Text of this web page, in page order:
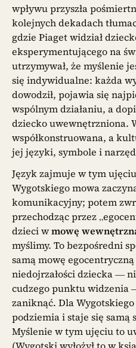
wpływu przyszła
kolejnych dekadach
gdzie Piaget widział
eksperymentującego na
utrzymywał, że myślenie
się indywidualne: każda
dowodził, pojawia się
wspólnym działaniu, a
dziecko uwewnętrzniona.
współkonstruowana, a
jej języki, symbole i
Język zajmuje w tym
Wygotskiego mowa
komunikacyjny; potem
przechodząc przez
dzieci wmowę
myślimy. To bezpośredni
samą mowę
niedojrzałości dziecka —
cudzego punktu widzenia
zaniknąć. Dla
podziemia i staje się
Myślenie w tym ujęciu to